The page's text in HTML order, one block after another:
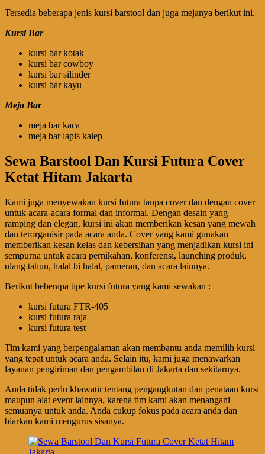
Tersedia beberapa jenis kursi barstool dan juga mejanya berikut ini.
Kursi Bar
kursi bar kotak
kursi bar cowboy
kursi bar silinder
kursi bar kayu
Meja Bar
meja bar kaca
meja bar lapis kalep
Sewa Barstool Dan Kursi Futura Cover
Ketat Hitam Jakarta
Kami juga menyewakan kursi futura tanpa cover dan dengan cover
untuk acara-acara formal dan informal. Dengan desain yang
ramping dan elegan, kursi ini akan memberikan kesan yang mewah
dan terorganisir pada acara anda. Cover yang kami gunakan
memberikan kesan kelas dan kebersihan yang menjadikan kursi ini
sempurna untuk acara pernikahan, konferensi, launching produk,
ulang tahun, halal bi halal, pameran, dan acara lainnya.
Berikut beberapa tipe kursi futura yang kami sewakan :
kursi futura FTR-405
kursi futura raja
kursi futura test
Tim kami yang berpengalaman akan membantu anda memilih kursi
yang tepat untuk acara anda. Selain itu, kami juga menawarkan
layanan pengiriman dan pengambilan di Jakarta dan sekitarnya.
Anda tidak perlu khawatir tentang pengangkutan dan penataan kursi
maupun alat event lainnya, karena tim kami akan menangani
semuanya untuk anda. Anda cukup fokus pada acara anda dan
biarkan kami mengurus sisanya.